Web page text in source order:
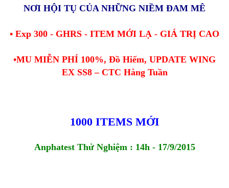
NƠI HỘI TỤ CỦA NHỮNG NIỀM ĐAM MÊ
• Exp 300 - GHRS - ITEM MỚI LẠ - GIÁ TRỊ CAO
•MU MIỄN PHÍ 100%, Đồ Hiếm, UPDATE WING
EX SS8 – CTC Hàng Tuần
1000 ITEMS MỚI
Anphatest Thử Nghiệm : 14h - 17/9/2015